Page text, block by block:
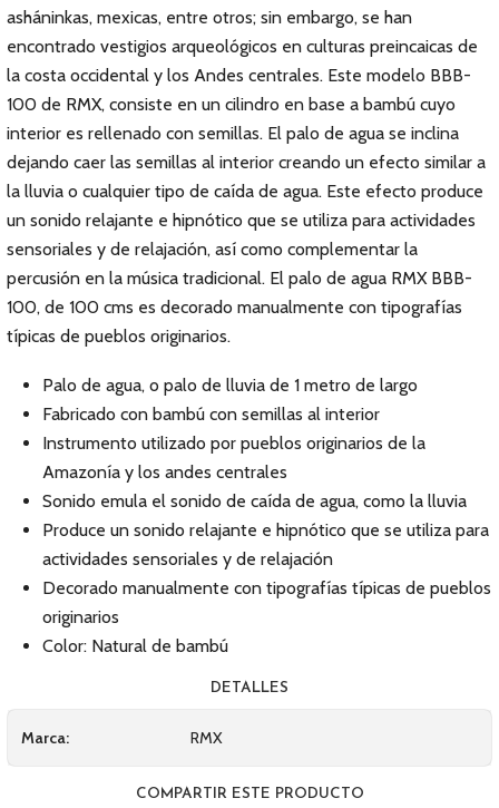
asháninkas, mexicas, entre otros; sin embargo, se han
encontrado vestigios arqueológicos en culturas preincaicas de
la costa occidental y los Andes centrales. Este modelo BBB-
100 de RMX, consiste en un cilindro en base a bambú cuyo
interior es rellenado con semillas. El palo de agua se inclina
dejando caer las semillas al interior creando un efecto similar a
la lluvia o cualquier tipo de caída de agua. Este efecto produce
un sonido relajante e hipnótico que se utiliza para actividades
sensoriales y de relajación, así como complementar la
percusión en la música tradicional. El palo de agua RMX BBB-
100, de 100 cms es decorado manualmente con tipografías
típicas de pueblos originarios.
Palo de agua, o palo de lluvia de 1 metro de largo
Fabricado con bambú con semillas al interior
Instrumento utilizado por pueblos originarios de la
Amazonía y los andes centrales
Sonido emula el sonido de caída de agua, como la lluvia
Produce un sonido relajante e hipnótico que se utiliza para
actividades sensoriales y de relajación
Decorado manualmente con tipografías típicas de pueblos
originarios
Color: Natural de bambú
DETALLES
Marca: RMX
COMPARTIR ESTE PRODUCTO